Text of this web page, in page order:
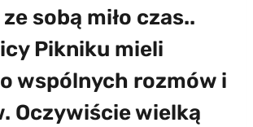
sobą miło czas..
Pikniku mieli
wspólnych rozmów i
Oczywiście wielką